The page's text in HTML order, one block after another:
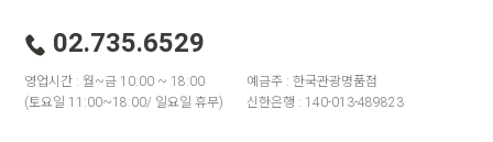
02.735.6529
영업시간 : 월~금 10:00 ~ 18:00
(토요일 11:00~18:00/ 일요일 휴무)
예금주 : 한국관광명품점
신한은행 : 140-013-489823